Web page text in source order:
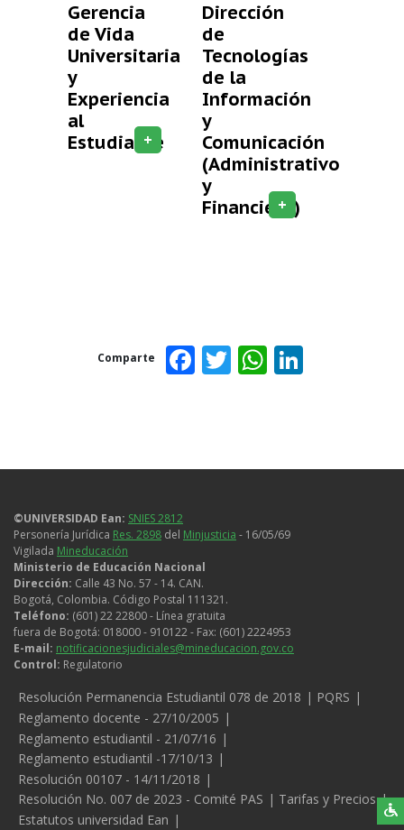
Gerencia
de Vida
Universitaria
y
Experiencia
al
Estudiante
+
Dirección
de
Tecnologías
de la
Información
y
Comunicación
(Administrativo
y
Financiero)
+
Comparte Facebook
Twitter
©UNIVERSIDAD Ean: SNIES 2812
Personería Jurídica Res. 2898 del Minjusticia - 16/05/69
Vigilada Mineducación
Ministerio de Educación Nacional
Dirección: Calle 43 No. 57 - 14. CAN.
Bogotá, Colombia. Código Postal 111321.
Teléfono: (601) 22 22800 - Línea gratuita
fuera de Bogotá: 018000 - 910122 - Fax: (601) 2224953
E-mail: notificacionesjudiciales@mineducacion.gov.co
Control: Regulatorio
Legales
Resolución Permanencia Estudiantil 078 de 2018
PQRS
Reglamento docente - 27/10/2005
Reglamento estudiantil - 21/07/16
Reglamento estudiantil -17/10/13
Resolución 00107 - 14/11/2018
Resolución No. 007 de 2023 - Comité PAS
Tarifas y Precios
Estatutos universidad Ean